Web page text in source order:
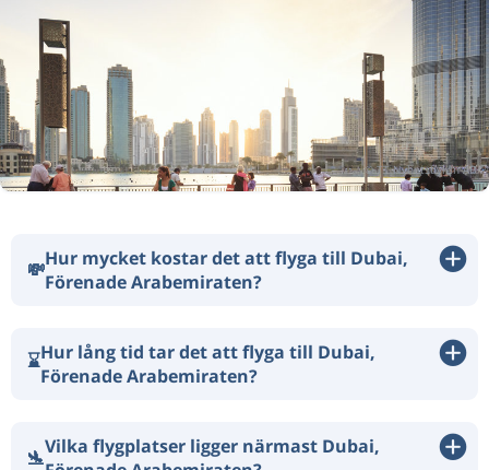
💸Hur mycket kostar det att flyga till Dubai,
Förenade Arabemiraten?
⌛Hur lång tid tar det att flyga till Dubai,
Förenade Arabemiraten?
🛬Vilka flygplatser ligger närmast Dubai,